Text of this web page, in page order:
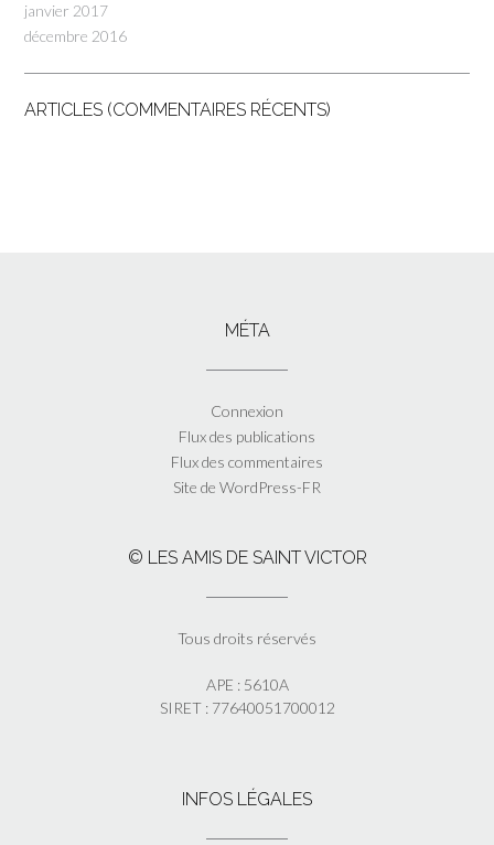
janvier 2017
décembre 2016
ARTICLES (COMMENTAIRES RÉCENTS)
MÉTA
Connexion
Flux des publications
Flux des commentaires
Site de WordPress-FR
© LES AMIS DE SAINT VICTOR
Tous droits réservés
APE : 5610A
SIRET : 77640051700012
INFOS LÉGALES